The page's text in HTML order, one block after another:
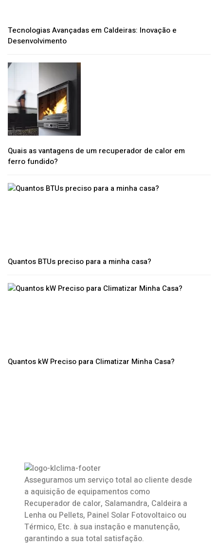
Tecnologias Avançadas em Caldeiras: Inovação e
Desenvolvimento
Quais as vantagens de um recuperador de calor em
ferro fundido?
Quantos BTUs preciso para a minha casa?
Quantos kW Preciso para Climatizar Minha Casa?
Asseguramos um serviço total ao cliente desde
a aquisição de equipamentos como
Recuperador de calor, Salamandra, Caldeira a
Lenha ou Pellets, Painel Solar Fotovoltaico ou
Térmico, Etc. à sua instação e manutenção,
garantindo a sua total satisfação.